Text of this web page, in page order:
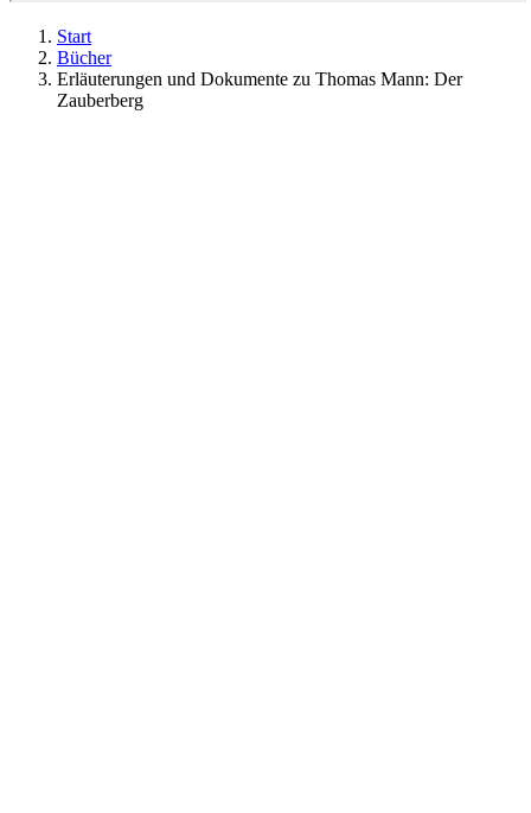
Start
Bücher
Erläuterungen und Dokumente zu Thomas Mann: Der
Zauberberg